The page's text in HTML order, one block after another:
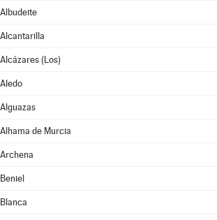
Albudeite
Alcantarilla
Alcázares (Los)
Aledo
Alguazas
Alhama de Murcia
Archena
Beniel
Blanca